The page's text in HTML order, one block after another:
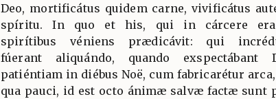
Deo, mortificátus quidem carne, vivificátus
spíritu. In quo et his, qui in cárcere
spirítibus véniens prædicávit: qui
fúerant aliquándo, quando exspectábant
patiéntiam in diébus Noë, cum fabricarétur
qua pauci, id est octo ánimæ salvæ factæ sunt